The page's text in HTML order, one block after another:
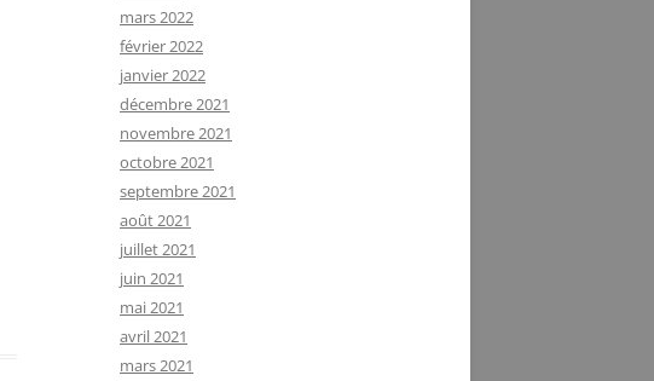
mars 2022
février 2022
janvier 2022
décembre 2021
novembre 2021
octobre 2021
septembre 2021
août 2021
juillet 2021
juin 2021
mai 2021
avril 2021
mars 2021